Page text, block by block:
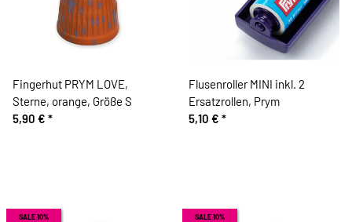
Fingerhut PRYM LOVE,
Sterne, orange, Größe S
5,90 € *
Flusenroller MINI inkl. 2
Ersatzrollen, Prym
5,10 € *
SALE 10% SALE 10%